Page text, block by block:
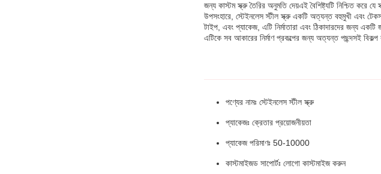
জন্য কাস্টম স্ক্রু তৈরির অনুমতি দেয়এই বৈশিষ্ট্যটি নিশ্চিত করে
উপসংহারে, স্টেইনলেস স্টীল স্ক্রু একটি অত্যন্ত বহুমুখী এবং
টাইপ, এবং প্যাকেজ, এটি নির্মাতারা এবং ঠিকাদারদের জন্য একটি
এটিকে সব আকারের নির্মাণ প্রকল্পের জন্য অত্যন্ত পছন্দসই
পণ্যের নামঃ স্টেইনলেস স্টীল স্ক্রু
প্যাকেজঃ ক্রেতার প্রয়োজনীয়তা
প্যাকেজ পরিমাণঃ 50-10000
কাস্টমাইজড সাপোর্টঃ লোগো কাস্টমাইজ করুন